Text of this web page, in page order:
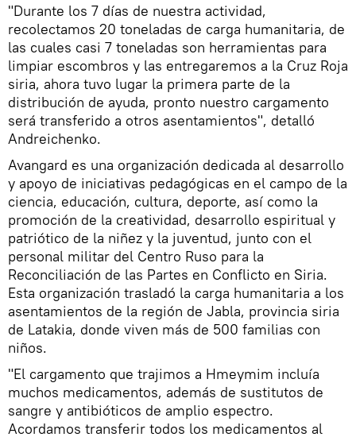
"Durante los 7 días de nuestra actividad,
recolectamos 20 toneladas de carga humanitaria, de
las cuales casi 7 toneladas son herramientas para
limpiar escombros y las entregaremos a la Cruz Roja
siria, ahora tuvo lugar la primera parte de la
distribución de ayuda, pronto nuestro cargamento
será transferido a otros asentamientos", detalló
Andreichenko.
Avangard es una organización dedicada al desarrollo
y apoyo de iniciativas pedagógicas en el campo de la
ciencia, educación, cultura, deporte, así como la
promoción de la creatividad, desarrollo espiritual y
patriótico de la niñez y la juventud, junto con el
personal militar del Centro Ruso para la
Reconciliación de las Partes en Conflicto en Siria.
Esta organización trasladó la carga humanitaria a los
asentamientos de la región de Jabla, provincia siria
de Latakia, donde viven más de 500 familias con
niños.
"El cargamento que trajimos a Hmeymim incluía
muchos medicamentos, además de sustitutos de
sangre y antibióticos de amplio espectro.
Acordamos transferir todos los medicamentos al